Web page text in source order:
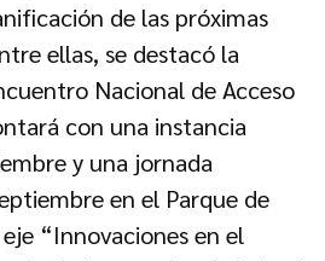
de las próximas
ellas, se destacó la
Nacional de Acceso
con una instancia
y una jornada
en el Parque de
“Innovaciones en el